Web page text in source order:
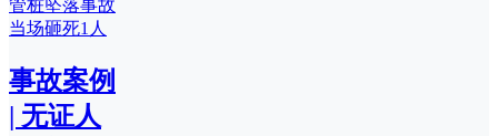
事故案例
| 无证人